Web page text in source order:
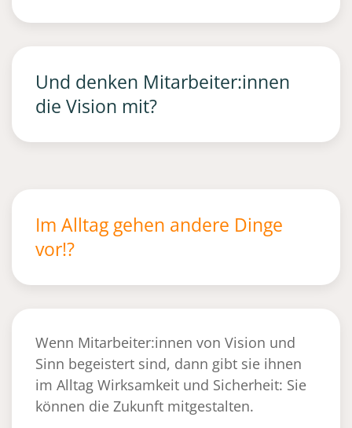
Und denken Mitarbeiter:innen
die Vision mit?
Im Alltag gehen andere Dinge
vor!?
Wenn Mitarbeiter:innen von Vision und
Sinn begeistert sind, dann gibt sie ihnen
im Alltag Wirksamkeit und Sicherheit: Sie
können die Zukunft mitgestalten.